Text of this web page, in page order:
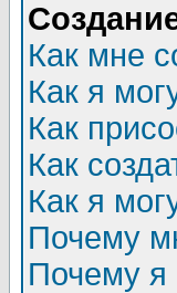
Как мне
Как я
Как
Как
Как я
Почему
Почему я